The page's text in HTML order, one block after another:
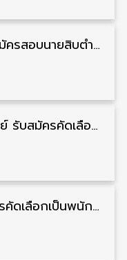
สำนักงานตำรวจแห่งชาติ รับสมัครสอบนายสิบตำรวจ วุฒิ ม.6/ปวช. 6,000 อัตรา รับสมัคร 8 – 19 สิงหาคม
สำนักงานปลัดกระทรวงพาณิชย์ รับสมัครคัดเลือกพนักงานราชการ วุฒิ ปวส./ป.ตรี 11 อัตรา รับสมัคร 10 – 21 สิงหาคม
สถาบันการบินพลเรือน รับสมัครคัดเลือกเป็นพนักงาน วุฒิ ป.ตรี/ป.โท/ป.เอก 11 อัตรา รับสมัคร 27 กรกฎาคม – 10 สิงหาคม